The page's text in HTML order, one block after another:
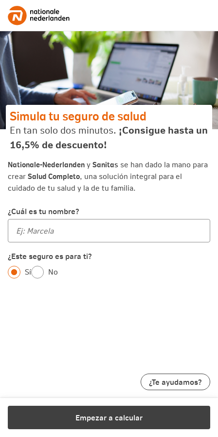
Simula tu seguro de salud
En tan solo dos minutos. ¡Consigue hasta un
16,5% de descuento!
Nationale-NederlandenySanitas se han dado la mano para
crearSalud Completo, una solución integral para el
cuidado de tu salud y la de tu familia.
¿Cuál es tu nombre?
¿Este seguro es para ti?
Sí No
¿Te ayudamos?
Empezar a calcular